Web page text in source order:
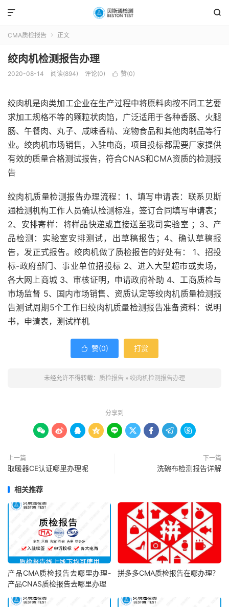


CMA质检报告  正文
绞肉机检测报告办理
2020-08-14 阅读(894) 评论(0)  赞(0)
绞肉机是肉类加工企业在生产过程中将原料肉按不同工艺要
求加工规格不等的颗粒状肉馅，广泛适用于各种香肠、火腿
肠、午餐肉、丸子、咸味香精、宠物食品和其他肉制品等行
业。绞肉机市场销售，入驻电商，项目投标都需要厂家提供
有效的质量合格测试报告，符合CNAS和CMA资质的检测报
告
绞肉机质量检测报告办理流程：1、填写申请表：联系贝斯
通检测机构工作人员确认检测标准，签订合同填写申请表；
2、安排寄样：将样品快递或直接送至我司实验室 ；3、产
品检测：实验室安排测试，出草稿报告；4、确认草稿报
告，发正式报告。绞肉机做了质检报告的好处有： 1、招投
标-政府部门、事业单位招投标 2、进入大型超市或卖场，
各大网上商城 3、审核证明，申请政府补助 4、工商质检与
市场监督 5、国内市场销售、资质认定等绞肉机质量检测报
告测试周期5个工作日绞肉机质量检测报告准备资料：说明
书，申请表，测试样机
 赞(0) 打赏
未经允许不得转载： 质检报告 » 绞肉机检测报告办理
分享到
        
上一篇
取暖器CE认证哪里办理呢
下一篇
洗碗布检测报告详解
相关推荐
产品CMA质检报告去哪里办理-
产品CNAS质检报告去哪里办理
拼多多CMA质检报告在哪办理？